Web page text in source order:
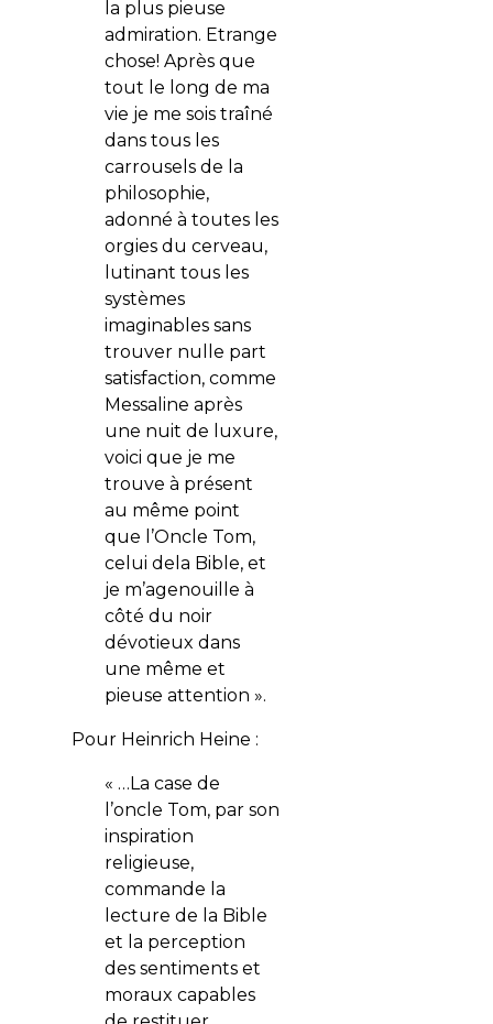
la plus pieuse
admiration. Etrange
chose! Après que
tout le long de ma
vie je me sois traîné
dans tous les
carrousels de la
philosophie,
adonné à toutes les
orgies du cerveau,
lutinant tous les
systèmes
imaginables sans
trouver nulle part
satisfaction, comme
Messaline après
une nuit de luxure,
voici que je me
trouve à présent
au même point
que l’Oncle Tom,
celui dela Bible, et
je m’agenouille à
côté du noir
dévotieux dans
une même et
pieuse attention ».
Pour Heinrich Heine :
« …La case de
l’oncle Tom, par son
inspiration
religieuse,
commande la
lecture de la Bible
et la perception
des sentiments et
moraux capables